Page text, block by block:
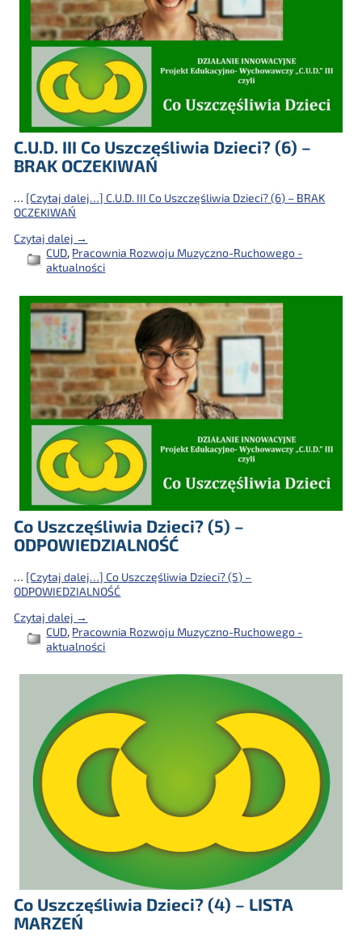
C.U.D. III Co Uszczęśliwia Dzieci? (6) –
BRAK OCZEKIWAŃ
… [Czytaj dalej…] C.U.D. III Co Uszczęśliwia Dzieci? (6) – BRAK
OCZEKIWAŃ
Czytaj dalej →
CUD, Pracownia Rozwoju Muzyczno-Ruchowego -
aktualności
Co Uszczęśliwia Dzieci? (5) –
ODPOWIEDZIALNOŚĆ
… [Czytaj dalej…] Co Uszczęśliwia Dzieci? (5) –
ODPOWIEDZIALNOŚĆ
Czytaj dalej →
CUD, Pracownia Rozwoju Muzyczno-Ruchowego -
aktualności
Co Uszczęśliwia Dzieci? (4) – LISTA
MARZEŃ